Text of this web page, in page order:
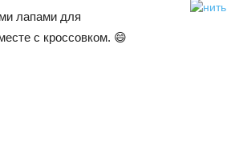
лапами для
с кроссовком. 😄